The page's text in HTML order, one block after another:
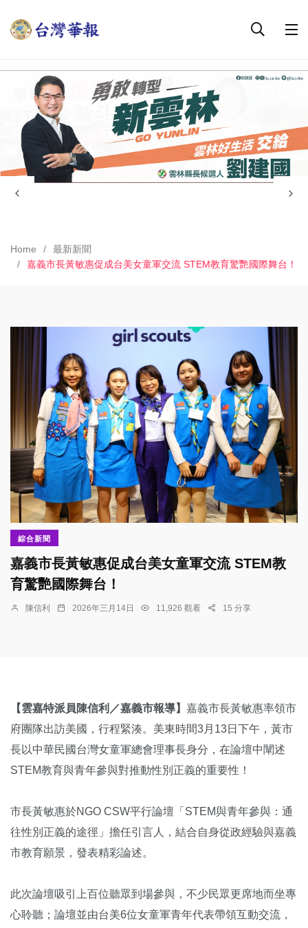
Home
最新新聞
嘉義市長黃敏惠促成台美女童軍交流 STEM教育驚艷國際舞台！
綜合新聞
嘉義市長黃敏惠促成台美女童軍交流 STEM教
育驚艷國際舞台！
陳信利 2026年三月14日 11,926 觀看 15 分享
【雲嘉特派員陳信利／嘉義市報導】 嘉義市長黃敏惠率領市
府團隊出訪美國，行程緊湊。美東時間3月13日下午，黃市
長以中華民國台灣女童軍總會理事長身分，在論壇中闡述
STEM教育與青年參與對推動性別正義的重要性！
市長黃敏惠於NGO CSW平行論壇「STEM與青年參與：通
往性別正義的途徑」擔任引言人，結合自身從政經驗與嘉義
市教育願景，發表精彩論述。
此次論壇吸引上百位聽眾到場參與，不少民眾更席地而坐專
心聆聽；論壇並由台美6位女童軍青年代表帶領互動交流，